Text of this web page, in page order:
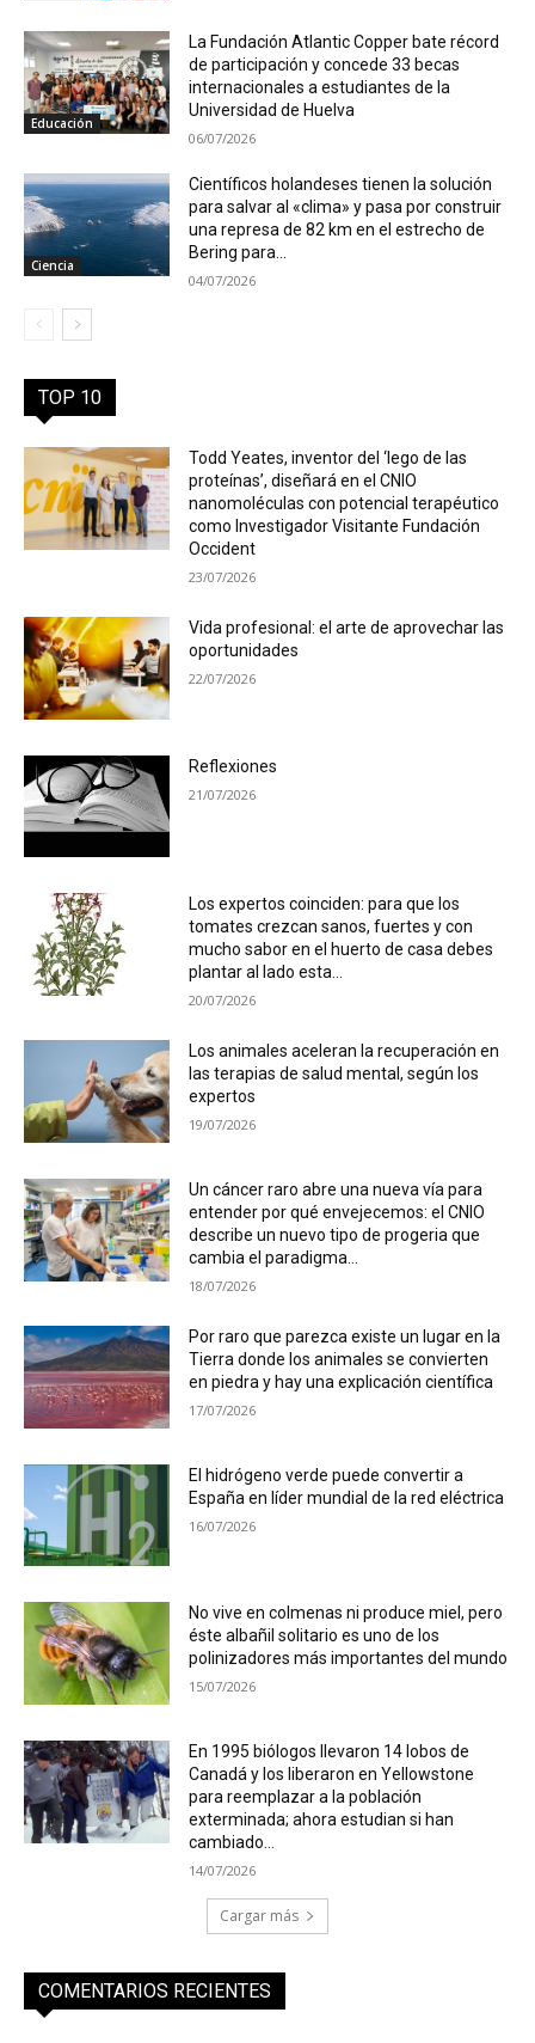
Educación
La Fundación Atlantic Copper bate récord
de participación y concede 33 becas
internacionales a estudiantes de la
Universidad de Huelva
06/07/2026
Ciencia
Científicos holandeses tienen la solución
para salvar al «clima» y pasa por construir
una represa de 82 km en el estrecho de
Bering para...
04/07/2026
TOP 10
Todd Yeates, inventor del ‘lego de las
proteínas’, diseñará en el CNIO
nanomoléculas con potencial terapéutico
como Investigador Visitante Fundación
Occident
23/07/2026
Vida profesional: el arte de aprovechar las
oportunidades
22/07/2026
Reflexiones
21/07/2026
Los expertos coinciden: para que los
tomates crezcan sanos, fuertes y con
mucho sabor en el huerto de casa debes
plantar al lado esta...
20/07/2026
Los animales aceleran la recuperación en
las terapias de salud mental, según los
expertos
19/07/2026
Un cáncer raro abre una nueva vía para
entender por qué envejecemos: el CNIO
describe un nuevo tipo de progeria que
cambia el paradigma...
18/07/2026
Por raro que parezca existe un lugar en la
Tierra donde los animales se convierten
en piedra y hay una explicación científica
17/07/2026
El hidrógeno verde puede convertir a
España en líder mundial de la red eléctrica
16/07/2026
No vive en colmenas ni produce miel, pero
éste albañil solitario es uno de los
polinizadores más importantes del mundo
15/07/2026
En 1995 biólogos llevaron 14 lobos de
Canadá y los liberaron en Yellowstone
para reemplazar a la población
exterminada; ahora estudian si han
cambiado...
14/07/2026
Cargar más
COMENTARIOS RECIENTES